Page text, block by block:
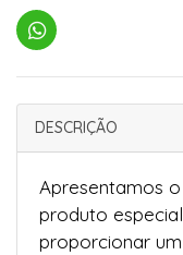
DESCRIÇÃO
Apresentamos
produto
proporcionar